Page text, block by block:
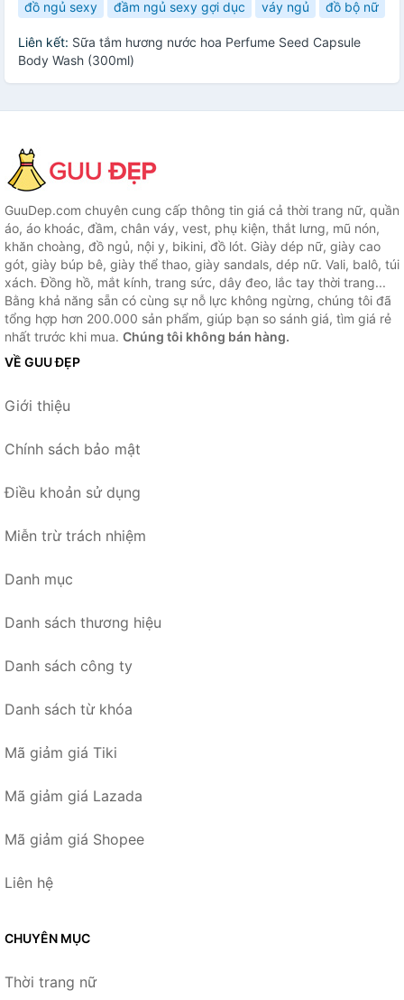
đồ ngủ sexy
đầm ngủ sexy gợi dục váy ngủ đồ bộ nữ
Liên kết: Sữa tắm hương nước hoa Perfume Seed Capsule
Body Wash (300ml)
GuuDep.com chuyên cung cấp thông tin giá cả thời trang nữ, quần
áo, áo khoác, đầm, chân váy, vest, phụ kiện, thắt lưng, mũ nón,
khăn choàng, đồ ngủ, nội y, bikini, đồ lót. Giày dép nữ, giày cao
gót, giày búp bê, giày thể thao, giày sandals, dép nữ. Vali, balô, túi
xách. Đồng hồ, mắt kính, trang sức, dây đeo, lắc tay thời trang...
Bằng khả năng sẵn có cùng sự nỗ lực không ngừng, chúng tôi đã
tổng hợp hơn 200.000 sản phẩm, giúp bạn so sánh giá, tìm giá rẻ
nhất trước khi mua. Chúng tôi không bán hàng.
VỀ GUU ĐẸP
Giới thiệu
Chính sách bảo mật
Điều khoản sử dụng
Miễn trừ trách nhiệm
Danh mục
Danh sách thương hiệu
Danh sách công ty
Danh sách từ khóa
Mã giảm giá Tiki
Mã giảm giá Lazada
Mã giảm giá Shopee
Liên hệ
CHUYÊN MỤC
Thời trang nữ